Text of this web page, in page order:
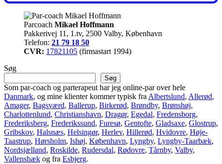
Parcoach Mikael Hoffmann
Pakkerivej 11, 1.tv, 2500 Valby, København
Telefon: 21 79 18 50
CVR: 17821105 (firmastart 1994)
Søg
Søg
Som par-coach og parterapeut har jeg online-par over hele
Danmark, og mine klienter kommer typisk fra Albertslund, Allerød,
Amager, Bagsværd, Ballerup, Birkerød, Brøndby, Brønshøj,
Charlottenlund, Christianshavn, Dragør, Egedal, Fredensborg,
Frederiksberg, Frederikssund, Furesø, Gentofte, Gladsaxe, Glostrup,
Gribskov, Halsnæs, Helsingør, Herlev, Hillerød, Hvidovre, Høje-
Taastrup, Hørsholm, Ishøj, København, Lyngby, Lyngby-Taarbæk,
Nordsjælland, Roskilde, Rudersdal, Rødovre, Tårnby, Valby,
Vallensbæk og fra Esbjerg.